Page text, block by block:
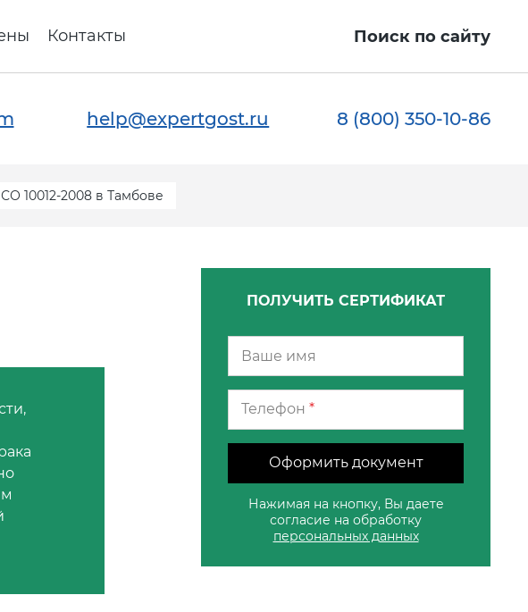
Контакты Поиск по сайту
help@expertgost.ru 8 (800) 350-10-86
10012-2008 в Тамбове
ПОЛУЧИТЬ СЕРТИФИКАТ
Телефон *
Оформить документ
Нажимая на кнопку, Вы даете
согласие на обработку
персональных данных